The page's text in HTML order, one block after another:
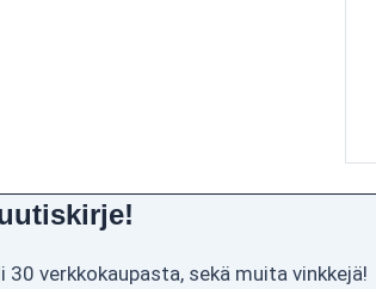
verkkokaupasta, sekä muita vinkkejä!